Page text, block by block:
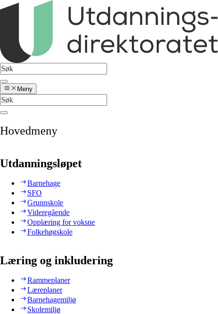
Meny
Hovedmeny
Utdanningsløpet
Barnehage
SFO
Grunnskole
Videregående
Opplæring for voksne
Folkehøgskole
Læring og inkludering
Rammeplaner
Læreplaner
Barnehagemiljø
Skolemiljø